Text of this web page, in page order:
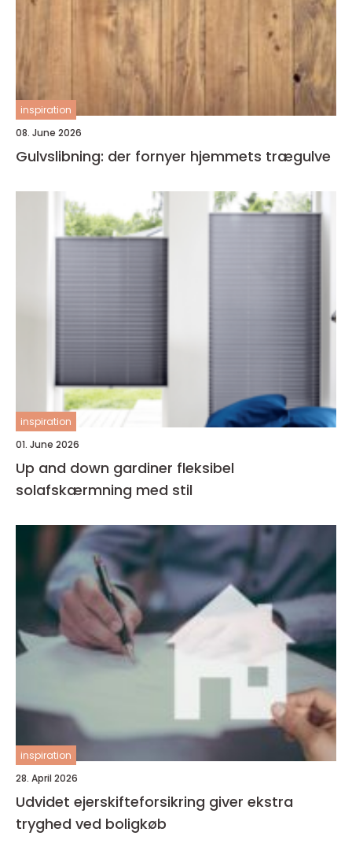
inspiration
08. June 2026
Gulvslibning: der fornyer hjemmets trægulve
inspiration
01. June 2026
Up and down gardiner fleksibel
solafskærmning med stil
inspiration
28. April 2026
Udvidet ejerskifteforsikring giver ekstra
tryghed ved boligkøb